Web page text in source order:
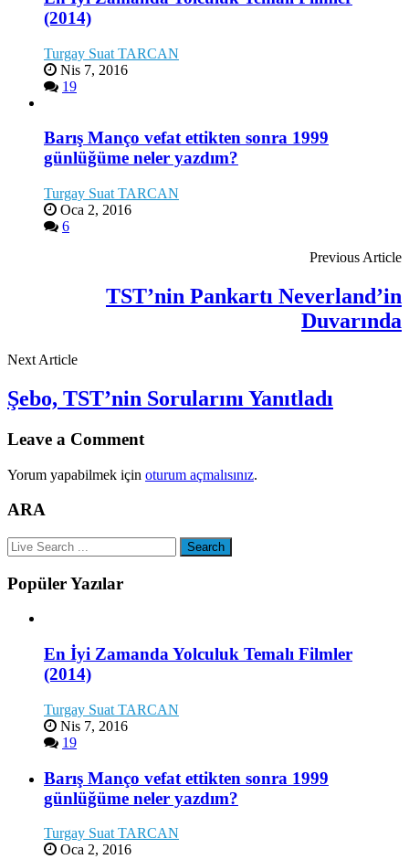
(2014)
Turgay Suat TARCAN
Nis 7, 2016
19
Barış Manço vefat ettikten sonra 1999
günlüğüme neler yazdım?
Turgay Suat TARCAN
Oca 2, 2016
6
Previous Article
TST’nin Pankartı Neverland’in
Duvarında
Next Article
Şebo, TST’nin Sorularını Yanıtladı
Leave a Comment
Yorum yapabilmek için oturum açmalısınız.
ARA
Popüler Yazılar
En İyi Zamanda Yolculuk Temalı Filmler
(2014)
Turgay Suat TARCAN
Nis 7, 2016
19
Barış Manço vefat ettikten sonra 1999
günlüğüme neler yazdım?
Turgay Suat TARCAN
Oca 2, 2016